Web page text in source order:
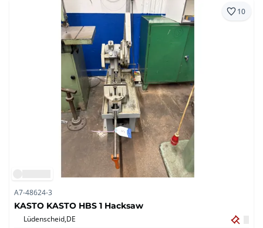
10
A7-48624-3
KASTO KASTO HBS 1 Hacksaw
Lüdenscheid,DE